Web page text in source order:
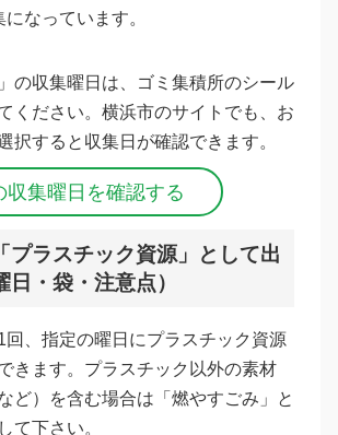
なっています。
の収集曜日は、ゴミ集積所のシール
ください。横浜市のサイトでも、お
択すると収集日が確認できます。
収集曜日を確認する
プラスチック資源」として出
日・袋・注意点）
回、指定の曜日にプラスチック資源
きます。プラスチック以外の素材
ど）を含む場合は「燃やすごみ」と
て下さい。